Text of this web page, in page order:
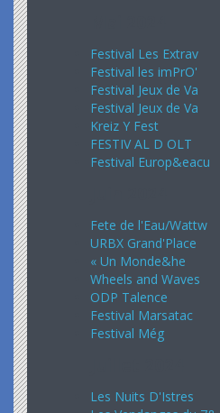
Festival Les Extrav
Festival les imPrO'
Festival Jeux de Va
Festival Jeux de Va
Kreiz Y Fest
FESTIV AL D OLT
Festival Europ&eacu
Fete de l'Eau/Wattw
URBX Grand'Place
« Un Monde&he
Wheels and Waves
ODP Talence
Festival Marsatac
Festival Még
Les Nuits D'Istres